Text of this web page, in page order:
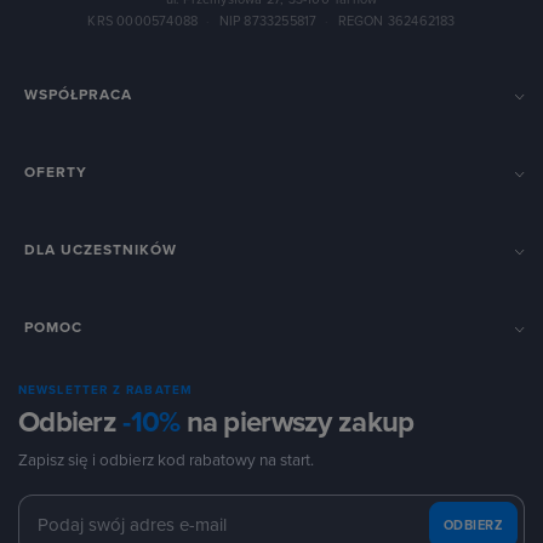
KRS 0000574088
NIP 8733255817 REGON 362462183
WSPÓŁPRACA
OFERTY
DLA UCZESTNIKÓW
POMOC
NEWSLETTER Z RABATEM
Odbierz-10%na pierwszy zakup
Zapisz się i odbierz kod rabatowy na start.
ODBIERZ